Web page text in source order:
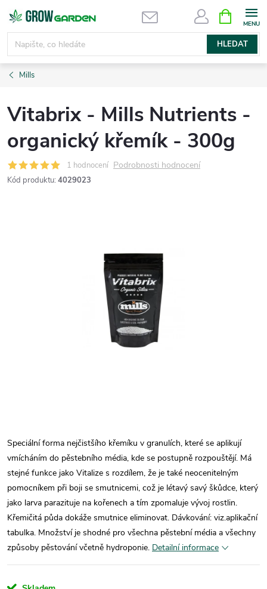
Přejít
obsah
HLEDAT
NÁKUPNÍ
KOŠÍK
Mills
Vitabrix - Mills Nutrients -
organický křemík - 300g
1 hodnocení Podrobnosti hodnocení
Kód produktu: 4029023
Speciální forma nejčistšího křemíku v granulích, které se aplikují
vmícháním do pěstebního média, kde se postupně rozpouštějí. Má
stejné funkce jako Vitalize s rozdílem, že je také neocenitelným
pomocníkem při boji se smutnicemi, což je létavý savý škůdce, který
jako larva parazituje na kořenech a tím zpomaluje vývoj rostlin.
Křemičitá půda dokáže smutnice eliminovat. Dávkování: viz.aplikační
tabulka. Množství je shodné pro všechna pěstební média a všechny
způsoby pěstování včetně hydroponie. Detailní informace